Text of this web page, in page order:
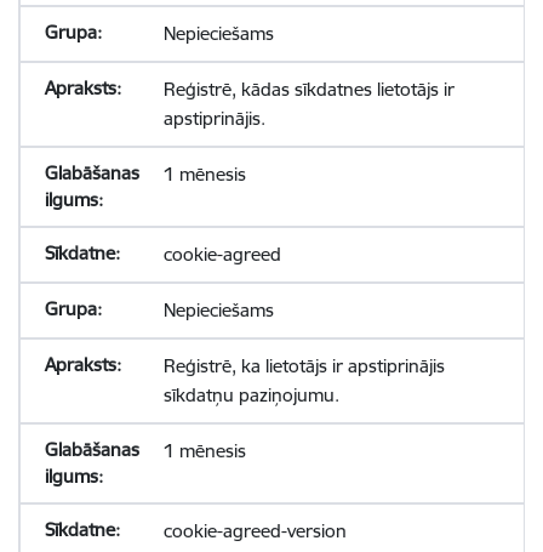
Nepieciešams
Reģistrē, kādas sīkdatnes lietotājs ir
apstiprinājis.
1 mēnesis
cookie-agreed
Nepieciešams
Reģistrē, ka lietotājs ir apstiprinājis
sīkdatņu paziņojumu.
1 mēnesis
cookie-agreed-version